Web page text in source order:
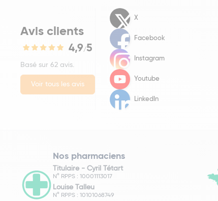
Avis clients
4,9/5
Basé sur 62 avis.
Voir tous les avis
X
Facebook
Instagram
Youtube
LinkedIn
Nos pharmaciens
Titulaire - Cyril Tétart
N° RPPS : 10001113017
Louise Talleu
N° RPPS : 10101068749